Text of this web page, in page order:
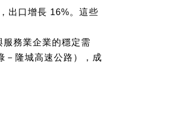
出口增長 16%。這些
務業企業的穩定需
－隆城高速公路），成